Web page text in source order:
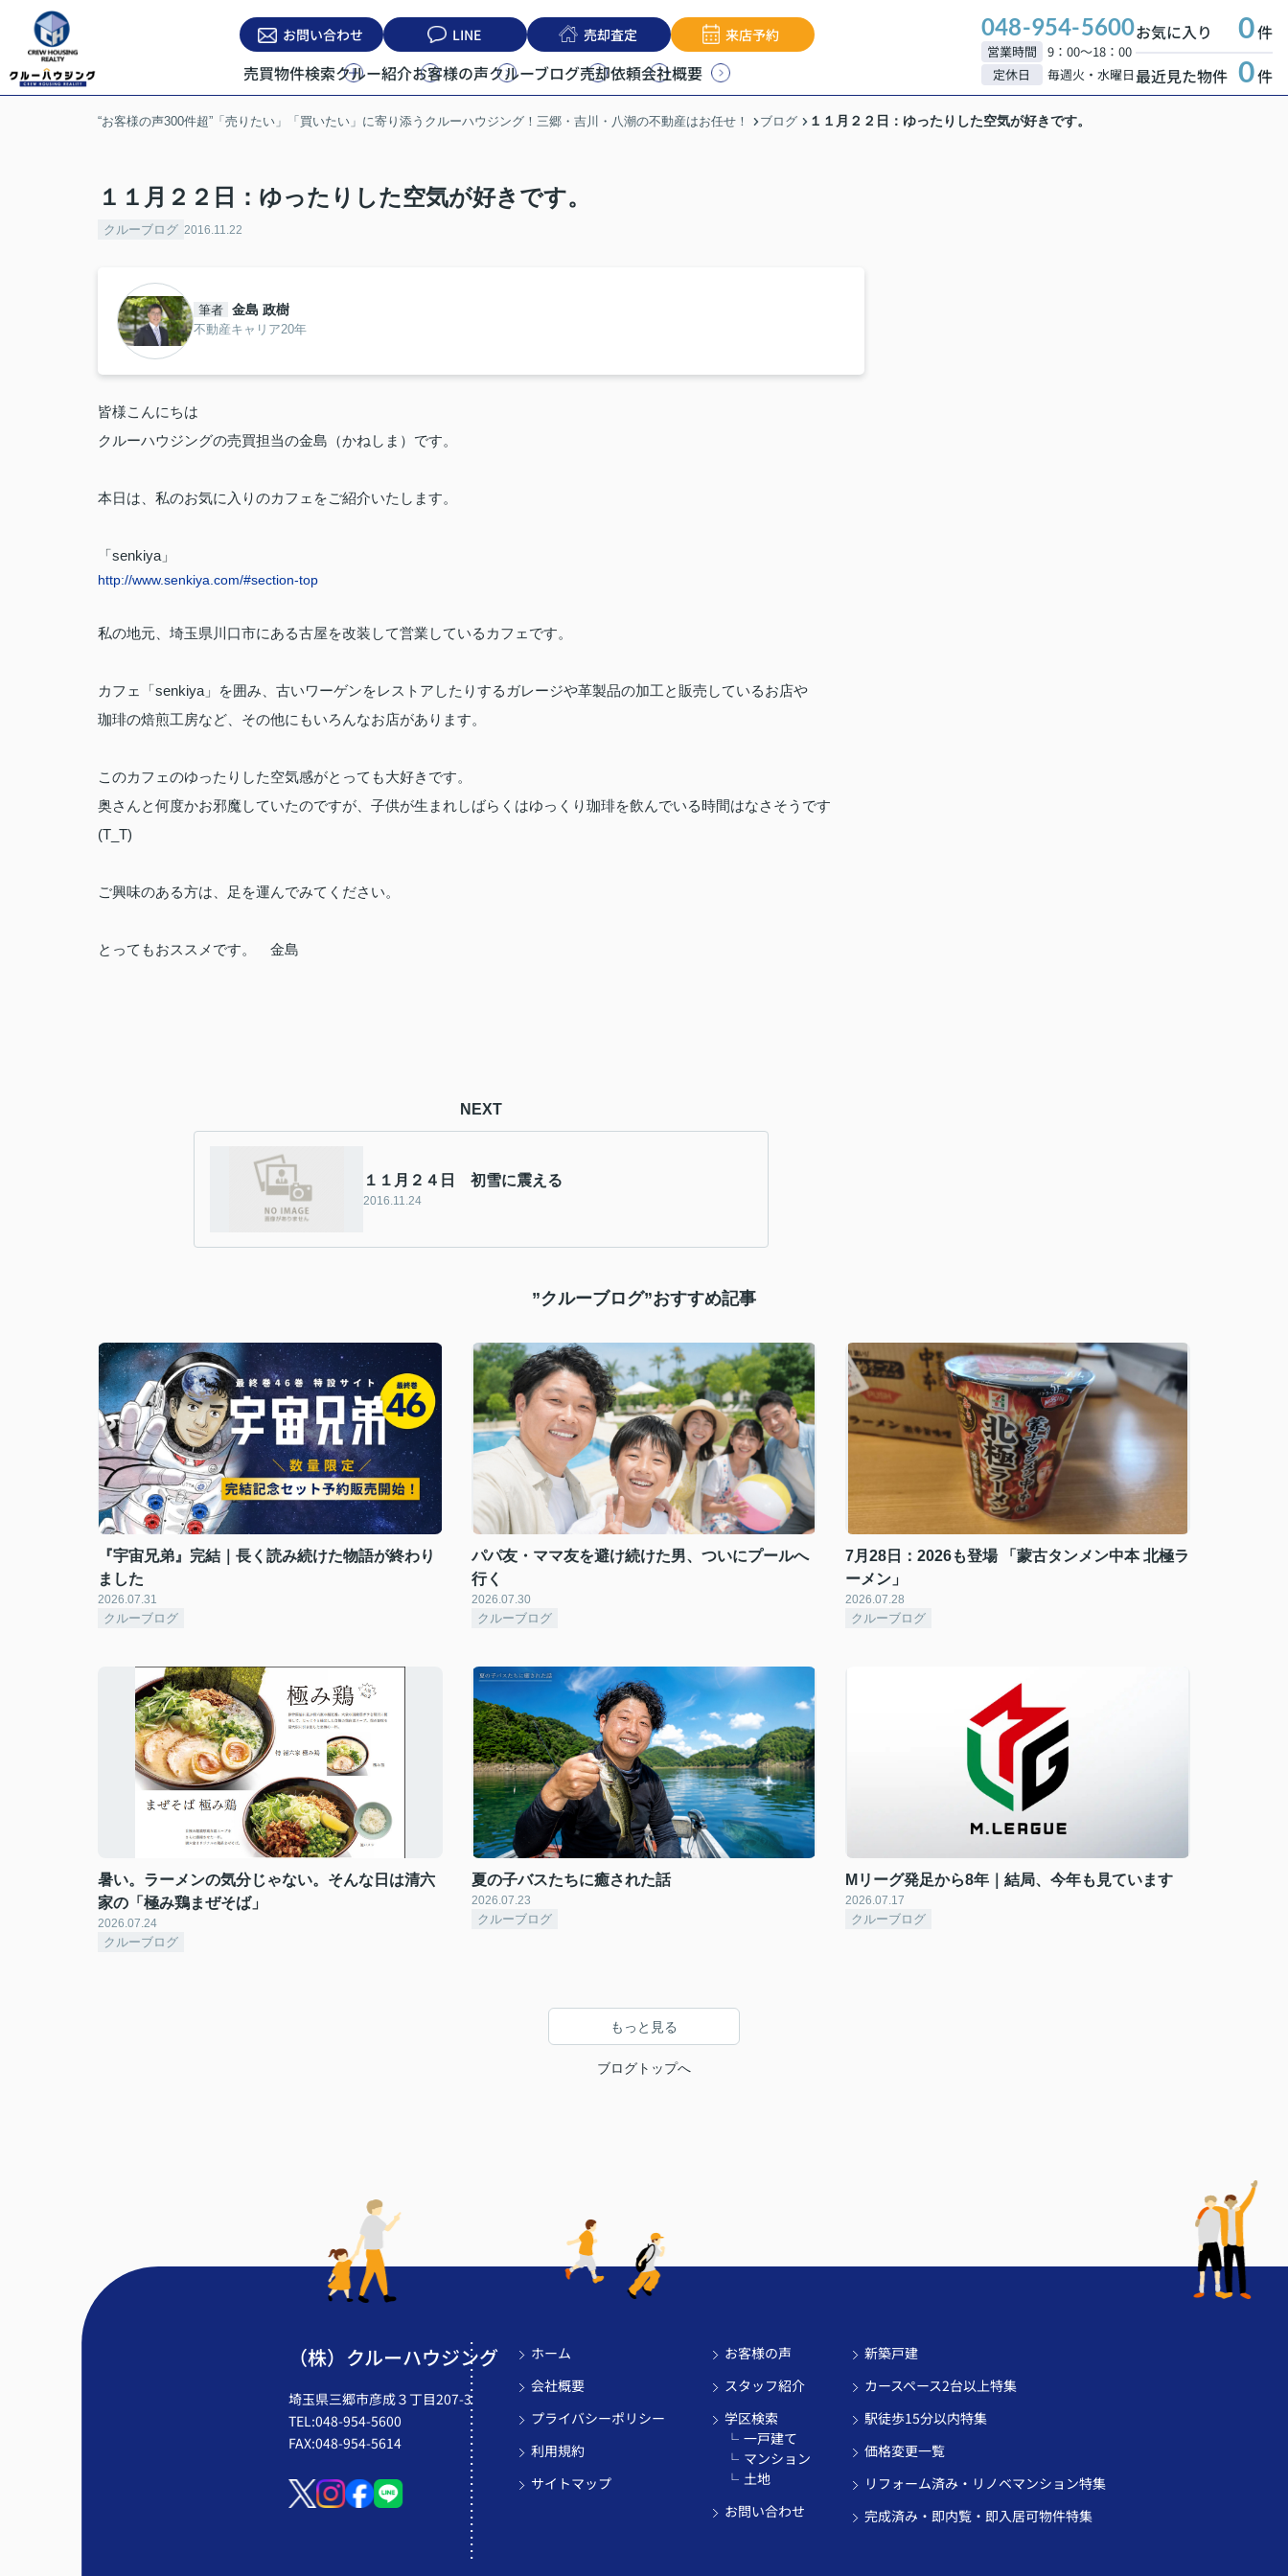
お問い合わせ LINE 売却査定 来店予約
売買物件検索クルー紹介お客様の声クルーブログ売却依頼会社概要
048-954-5600
営業時間
9：00～18：00
定休日
毎週火・水曜日
お気に入り 0件
最近見た物件 0件
“お客様の声300件超”「売りたい」「買いたい」に寄り添うクルーハウジング！三郷・吉川・八潮の不動産はお任せ！ ブログ １１月２２日：ゆったりした空気が好きです。
１１月２２日：ゆったりした空気が好きです。
クルーブログ 2016.11.22
筆者 金島 政樹
不動産キャリア20年
皆様こんにちは
クルーハウジングの売買担当の金島（かねしま）です。
本日は、私のお気に入りのカフェをご紹介いたします。
「senkiya」
http://www.senkiya.com/#section-top
私の地元、埼玉県川口市にある古屋を改装して営業しているカフェです。
カフェ「senkiya」を囲み、古いワーゲンをレストアしたりするガレージや革製品の加工と販売しているお店や
珈琲の焙煎工房など、その他にもいろんなお店があります。
このカフェのゆったりした空気感がとっても大好きです。
奥さんと何度かお邪魔していたのですが、子供が生まれしばらくはゆっくり珈琲を飲んでいる時間はなさそうです
(T_T)
ご興味のある方は、足を運んでみてください。
とってもおススメです。 金島
NEXT
１１月２４日 初雪に震える
2016.11.24
”クルーブログ”おすすめ記事
『宇宙兄弟』完結｜長く読み続けた物語が終わり
ました
2026.07.31
クルーブログ
パパ友・ママ友を避け続けた男、ついにプールへ
行く
2026.07.30
クルーブログ
7月28日：2026も登場 「蒙古タンメン中本 北極ラ
ーメン」
2026.07.28
クルーブログ
暑い。ラーメンの気分じゃない。そんな日は清六
家の「極み鶏まぜそば」
2026.07.24
クルーブログ
夏の子バスたちに癒された話
2026.07.23
クルーブログ
Mリーグ発足から8年｜結局、今年も見ています
2026.07.17
クルーブログ
もっと見る
ブログトップへ
（株）クルーハウジング
埼玉県三郷市彦成３丁目207-3
TEL:048-954-5600
FAX:048-954-5614
ホーム
会社概要
プライバシーポリシー
利用規約
サイトマップ
お客様の声
スタッフ紹介
学区検索
一戸建て
マンション
土地
お問い合わせ
新築戸建
カースペース2台以上特集
駅徒歩15分以内特集
価格変更一覧
リフォーム済み・リノベマンション特集
完成済み・即内覧・即入居可物件特集